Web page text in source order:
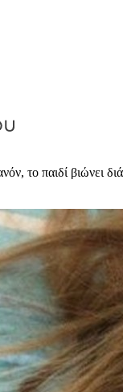
το παιδί βιώνει